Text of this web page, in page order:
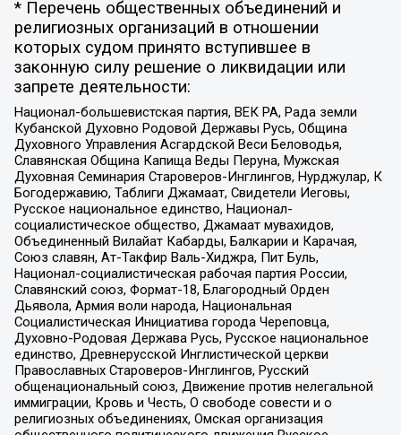
* Перечень общественных объединений и
религиозных организаций в отношении
которых судом принято вступившее в
законную силу решение о ликвидации или
запрете деятельности:
Национал-большевистская партия, ВЕК РА, Рада земли
Кубанской Духовно Родовой Державы Русь, Община
Духовного Управления Асгардской Веси Беловодья,
Славянская Община Капища Веды Перуна, Мужская
Духовная Семинария Староверов-Инглингов, Нурджулар, К
Богодержавию, Таблиги Джамаат, Свидетели Иеговы,
Русское национальное единство, Национал-
социалистическое общество, Джамаат мувахидов,
Объединенный Вилайат Кабарды, Балкарии и Карачая,
Союз славян, Ат-Такфир Валь-Хиджра, Пит Буль,
Национал-социалистическая рабочая партия России,
Славянский союз, Формат-18, Благородный Орден
Дьявола, Армия воли народа, Национальная
Социалистическая Инициатива города Череповца,
Духовно-Родовая Держава Русь, Русское национальное
единство, Древнерусской Инглистической церкви
Православных Староверов-Инглингов, Русский
общенациональный союз, Движение против нелегальной
иммиграции, Кровь и Честь, О свободе совести и о
религиозных объединениях, Омская организация